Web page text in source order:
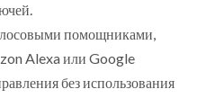
помощниками,
Alexa или Google
без использования